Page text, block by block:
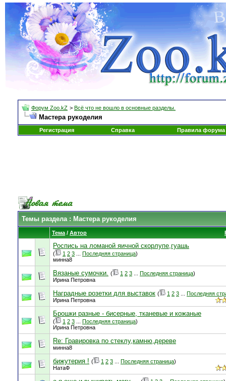
Форум Zoo.kZ > Всё что не вошло в основные разделы.
Мастера рукоделия
Регистрация Справка Правила форума
Темы раздела: Мастера рукоделия
Тема / Автор
Роспись на ломаной яичной скорлупе,гуашь
( 1 2 3 Последняя страница)
минна8
Вязаные сумочки. ( 1 2 3 Последняя страница)
Ирина Петровна
Наградные розетки для выставок ( 1 2 3
Последняя
Ирина Петровна
Брошки разные - бисерные, тканевые и кожаные
( 1 2 3 Последняя страница)
Ирина Петровна
Re: Гравировка по стеклу,камню,дереве
минна8
бижутерия ! ( 1 2 3 Последняя страница)
НатаФ